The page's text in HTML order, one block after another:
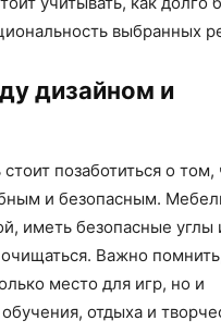
выбранных
дизайном и
позаботиться о том,
и безопасным.
иметь безопасные углы
Важно
место для игр, но и
отдыха и